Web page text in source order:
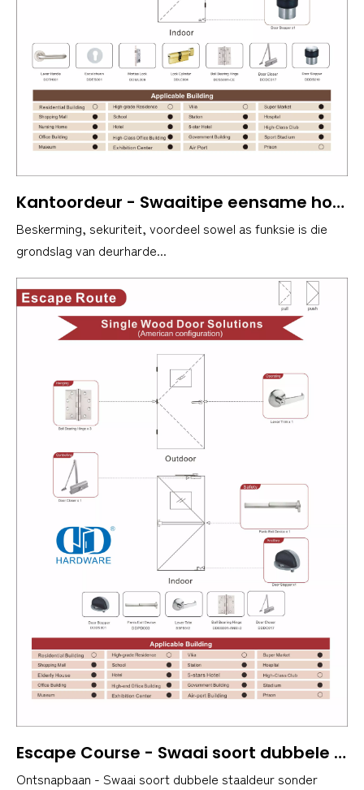
Kantoordeur - Swaaitipe eensame houtdeur - nie brandgegradeer nie
Beskerming, sekuriteit, voordeel sowel as funksie is die
grondslag van deurharde...
Escape Course - Swaai soort dubbele staaldeur sonder oorvleueling na buite-brandgegradeerde-- Amerikaanse maatstaf
Ontsnapbaan - Swaai soort dubbele staaldeur sonder